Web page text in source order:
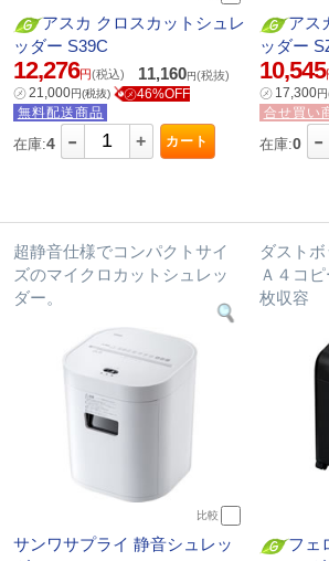
アスカ クロスカットシュレ
ッダー S39C
12,276円(税込) 11,160円(税抜)
㋱21,000円(税抜) ㋱46%OFF
無料配送商品
在庫:4 - + カート
アス
ッダー
10,545
㋱ 17,300円
合せ買い
在庫:0 -
超静音仕様でコンパクトサイ
ズのマイクロカットシュレッ
ダー。
比較
サンワサプライ 静音シュレッ
ダスト
Ａ４コ
枚収容
フェ